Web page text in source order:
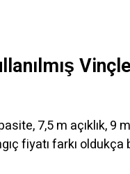
7,5 m açıklık, 9
fiyatı farkı oldukça